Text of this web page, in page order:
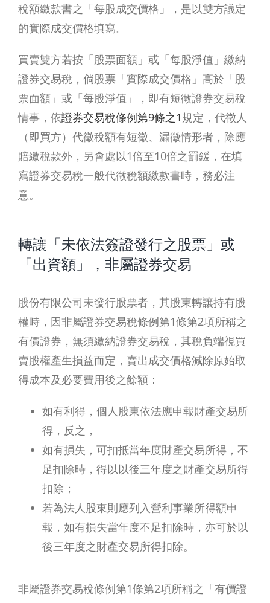
稅額繳款書之「每股成交價格」，是以雙方議定
的實際成交價格填寫。
買賣雙方若按「股票面額」或「每股淨值」繳納
證券交易稅，倘股票「實際成交價格」高於「股
票面額」或「每股淨值」，即有短徵證券交易稅
情事，依證券交易稅條例第9條之1規定，代徵人
（即買方）代徵稅額有短徵、漏徵情形者，除應
賠繳稅款外，另會處以1倍至10倍之罰鍰，在填
寫證券交易稅一般代徵稅額繳款書時，務必注
意。
轉讓「未依法簽證發行之股票」或
「出資額」，非屬證券交易
股份有限公司未發行股票者，其股東轉讓持有股
權時，因非屬證券交易稅條例第1條第2項所稱之
有價證券，無須繳納證券交易稅，其稅負端視買
賣股權產生損益而定，賣出成交價格減除原始取
得成本及必要費用後之餘額：
如有利得，個人股東依法應申報財產交易所
得，反之，
如有損失，可扣抵當年度財產交易所得，不
足扣除時，得以以後三年度之財產交易所得
扣除；
若為法人股東則應列入營利事業所得額申
報，如有損失當年度不足扣除時，亦可於以
後三年度之財產交易所得扣除。
非屬證券交易稅條例第1條第2項所稱之「有價證